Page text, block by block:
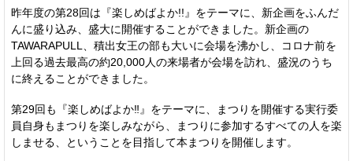
昨年度の第28回は『楽しめばよか!!』をテーマに、新企画をふんだ
んに盛り込み、盛大に開催することができました。新企画の
TAWARAPULL、積出女王の部も大いに会場を沸かし、コロナ前を
上回る過去最高の約20,000人の来場者が会場を訪れ、盛況のうち
に終えることができました。
第29回も『楽しめばよか‼』をテーマに、まつりを開催する実行委
員自身もまつりを楽しみながら、まつりに参加するすべての人を楽
しませる、ということを目指して本まつりを開催します。